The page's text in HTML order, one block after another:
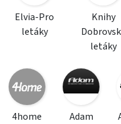
Elvia-Pro
letáky
Knihy
letáky
4home
Adam